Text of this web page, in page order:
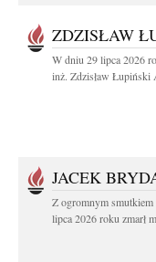
ZDZISŁAW
W dniu 29 lipca 2026
inż. Zdzisław Łupiński
JACEK
Z ogromnym
lipca 2026 roku zmarł